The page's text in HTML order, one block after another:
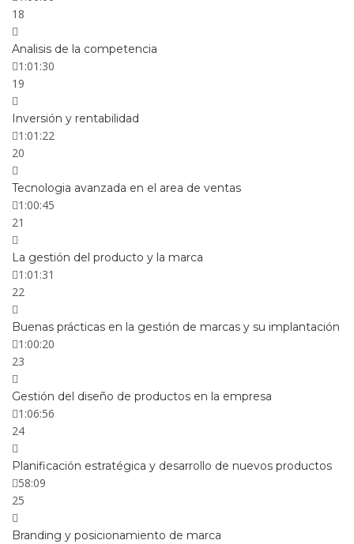
18
Analisis de la competencia
1:01:30
19
Inversión y rentabilidad
1:01:22
20
Tecnologia avanzada en el area de ventas
1:00:45
21
La gestión del producto y la marca
1:01:31
22
Buenas prácticas en la gestión de marcas y su implantación
1:00:20
23
Gestión del diseño de productos en la empresa
1:06:56
24
Planificación estratégica y desarrollo de nuevos productos
58:09
25
Branding y posicionamiento de marca